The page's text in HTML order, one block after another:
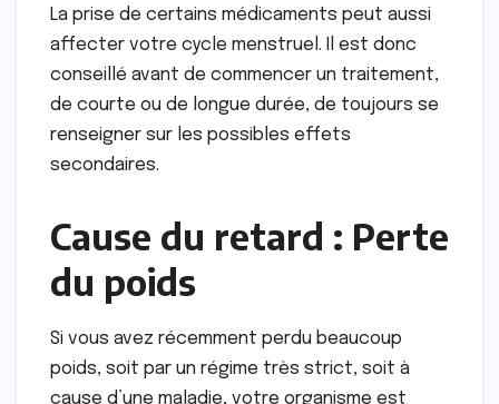
La prise de certains médicaments peut aussi
affecter votre cycle menstruel. Il est donc
conseillé avant de commencer un traitement,
de courte ou de longue durée, de toujours se
renseigner sur les possibles effets
secondaires.
Cause du retard : Perte
du poids
Si vous avez récemment perdu beaucoup
poids, soit par un régime très strict, soit à
cause d’une maladie, votre organisme est